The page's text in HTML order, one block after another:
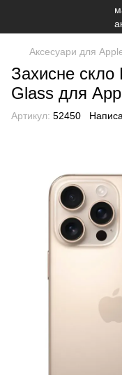
Аксесуари для
Захисне
Glass для
Артикул: 52450